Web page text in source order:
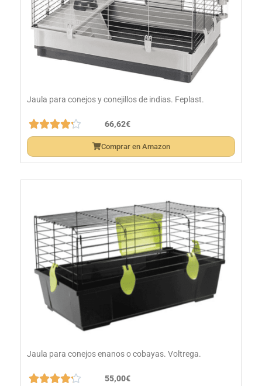
Jaula para conejos y conejillos de indias. Feplast.
 66,62€
Comprar en Amazon
Jaula para conejos enanos o cobayas. Voltrega.
 55,00€